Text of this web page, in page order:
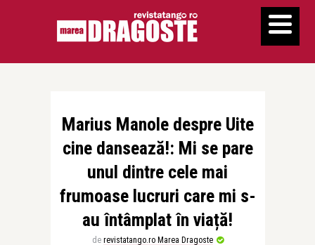
Marius Manole despre Uite
cine dansează!: Mi se pare
unul dintre cele mai
frumoase lucruri care mi s-
au întâmplat în viață!
de revistatango.ro Marea Dragoste